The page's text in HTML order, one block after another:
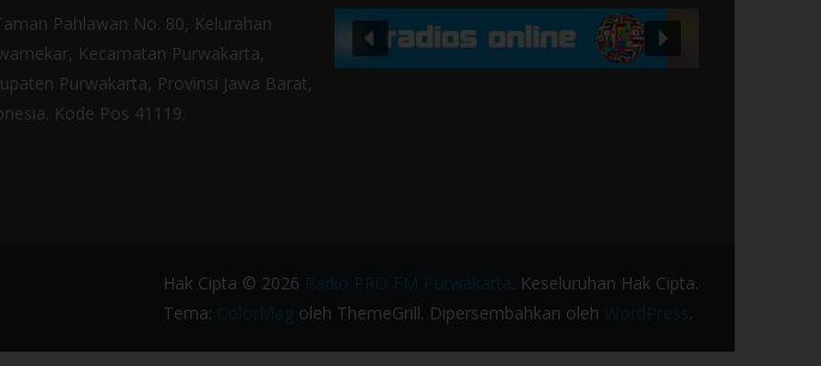
Pahlawan No. 80, Kelurahan
Kecamatan Purwakarta,
Purwakarta, Provinsi Jawa Barat,
Kode Pos 41119.
Hak Cipta © 2026 Radio PRO FM Purwakarta. Keseluruhan Hak Cipta.
Tema: ColorMag oleh ThemeGrill. Dipersembahkan oleh WordPress .